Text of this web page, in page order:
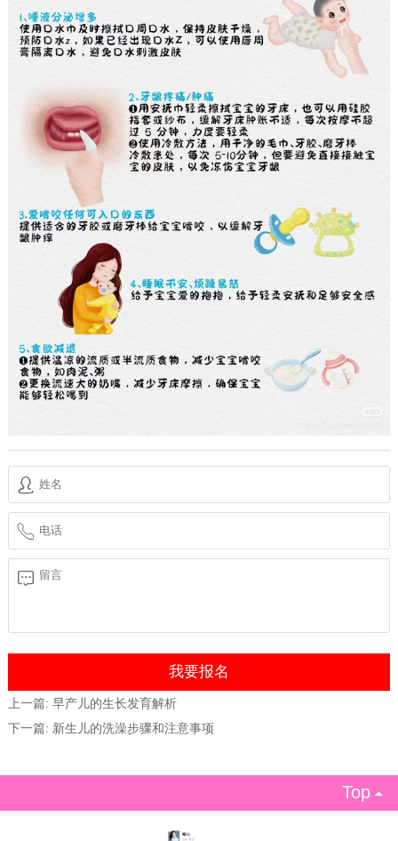
上一篇: 早产儿的生长发育解析
下一篇: 新生儿的洗澡步骤和注意事项
Top